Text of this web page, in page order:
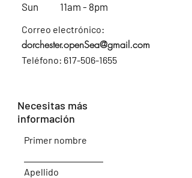
Sun 11am - 8pm
Correo electrónico:
dorchester.openSea@gmail.com
Teléfono: 617-506-1655
Necesitas más
información
Primer nombre
Apellido